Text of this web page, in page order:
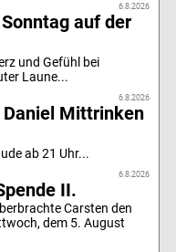
6.8.2026
auf der
und Gefühl bei
Laune...
6.8.2026
Mittrinken
ab 21 Uhr...
6.8.2026
II.
Carsten den
dem 5. August